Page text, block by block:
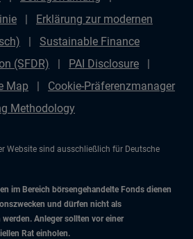
Erklärung zur modernen
Sustainable Finance
(SFDR)
PAI Disclosure
Map
Cookie-Präferenzmanager
Methodology
Website sind ausschließlich für Deutsche
im Bereich börsengehandelte Fonds dienen
und dürfen nicht als
Anleger sollten vor einer
Rat einholen.